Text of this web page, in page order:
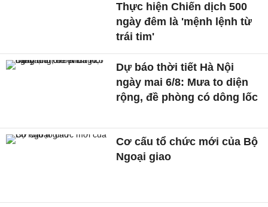
Thực hiện Chiến dịch 500
ngày đêm là 'mệnh lệnh từ
trái tim'
Dự báo thời tiết Hà Nội
ngày mai 6/8: Mưa to diện
rộng, đề phòng có dông lốc
Cơ cấu tổ chức mới của Bộ
Ngoại giao